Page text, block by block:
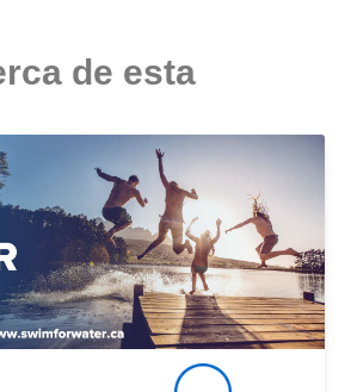
de esta